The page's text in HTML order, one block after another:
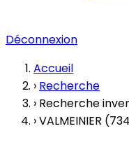
Déconnexion
Accueil
› Recherche
› Recherche
›VALMEINIER